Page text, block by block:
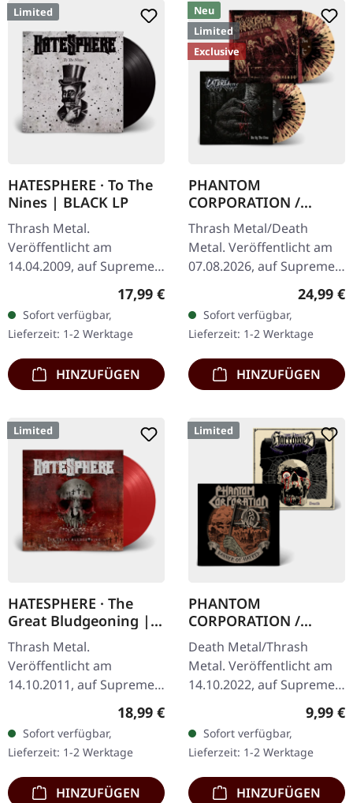
Limited
HATESPHERE · To The
Nines | BLACK LP
Thrash Metal.
Veröffentlicht am
14.04.2009, auf Supreme
Chaos Records. Das neue,
intensive und kraftvolle
Album der dänischen
Thrash Metal Könige ist…
Regulärer Preis:
17,99 €
Sofort verfügbar,
Lieferzeit: 1-2 Werktage
HINZUFÜGEN
Neu
Limited
Exclusive
PHANTOM
CORPORATION /
CATBREATH ·
Commando / Die By
The Claw |
ORANGE/BLACK/RED
Thrash Metal/Death
Metal. Veröffentlicht am
07.08.2026, auf Supreme
Chaos Records. Oranges
Vinyl mit schwarzen und
roten Splattern im
schweren…
24,99 €
Sofort verfügbar,
Lieferzeit: 1-2 Werktage
HINZUFÜGEN
Limited
HATESPHERE · The
Great Bludgeoning |
TRANSPARENT RED LP
Thrash Metal.
Veröffentlicht am
14.10.2011, auf Supreme
Transparent rotes Vinyl
im Gatefold-Cover,
nummeriert, limitiert auf
400…
Regulärer Preis:
18,99 €
Sofort verfügbar,
Lieferzeit: 1-2 Werktage
HINZUFÜGEN
Limited
PHANTOM
CORPORATION /
HARROWED · Split |
DIGIPAK CD
Death Metal/Thrash
Metal. Veröffentlicht am
14.10.2022, auf Supreme
Chaos Records. Wende-
DigiPak mit je einer Band
auf einer Seite und 8-
seitigem…
9,99 €
Sofort verfügbar,
Lieferzeit: 1-2 Werktage
HINZUFÜGEN